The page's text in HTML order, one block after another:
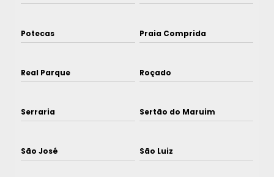
Potecas Praia Comprida
Real Parque Roçado
Serraria Sertão do Maruim
São José São Luiz